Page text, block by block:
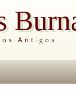
Antigos